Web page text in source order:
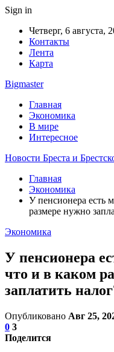
Sign in
Четверг, 6 августа,
Контакты
Лента
Карта
Bigmaster
Главная
Экономика
В мире
Интересное
Новости Бреста и
Главная
Экономика
У пенсионера есть
размере нужно
Экономика
У пенсионера
что и в каком
заплатить
Опубликовано Авг 25,
0 3
Поделится